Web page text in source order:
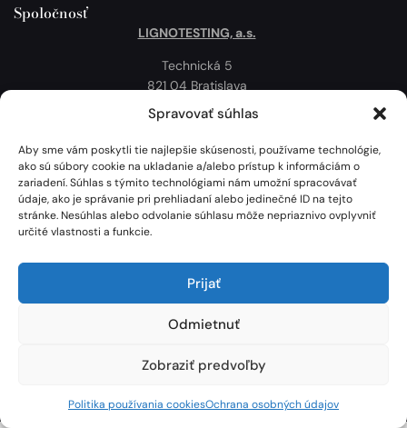
Spravovať súhlas
Aby sme vám poskytli tie najlepšie skúsenosti, používame technológie,
ako sú súbory cookie na ukladanie a/alebo prístup k informáciám o
zariadení. Súhlas s týmito technológiami nám umožní spracovávať
údaje, ako je správanie pri prehliadaní alebo jedinečné ID na tejto
stránke. Nesúhlas alebo odvolanie súhlasu môže nepriaznivo ovplyvniť
určité vlastnosti a funkcie.
Prijať
Odmietnuť
Zobraziť predvoľby
Politika používania cookiesOchrana osobných údajov
Spoločnosť
LIGNOTESTING, a.s.
Technická 5
821 04 Bratislava
Slovenská republika
Politika používania cookies
Mapa
Lignotesting, a. s. © 2024 | Všetky práva vyhradené. | Vytvoril: Marek Heinfarth.